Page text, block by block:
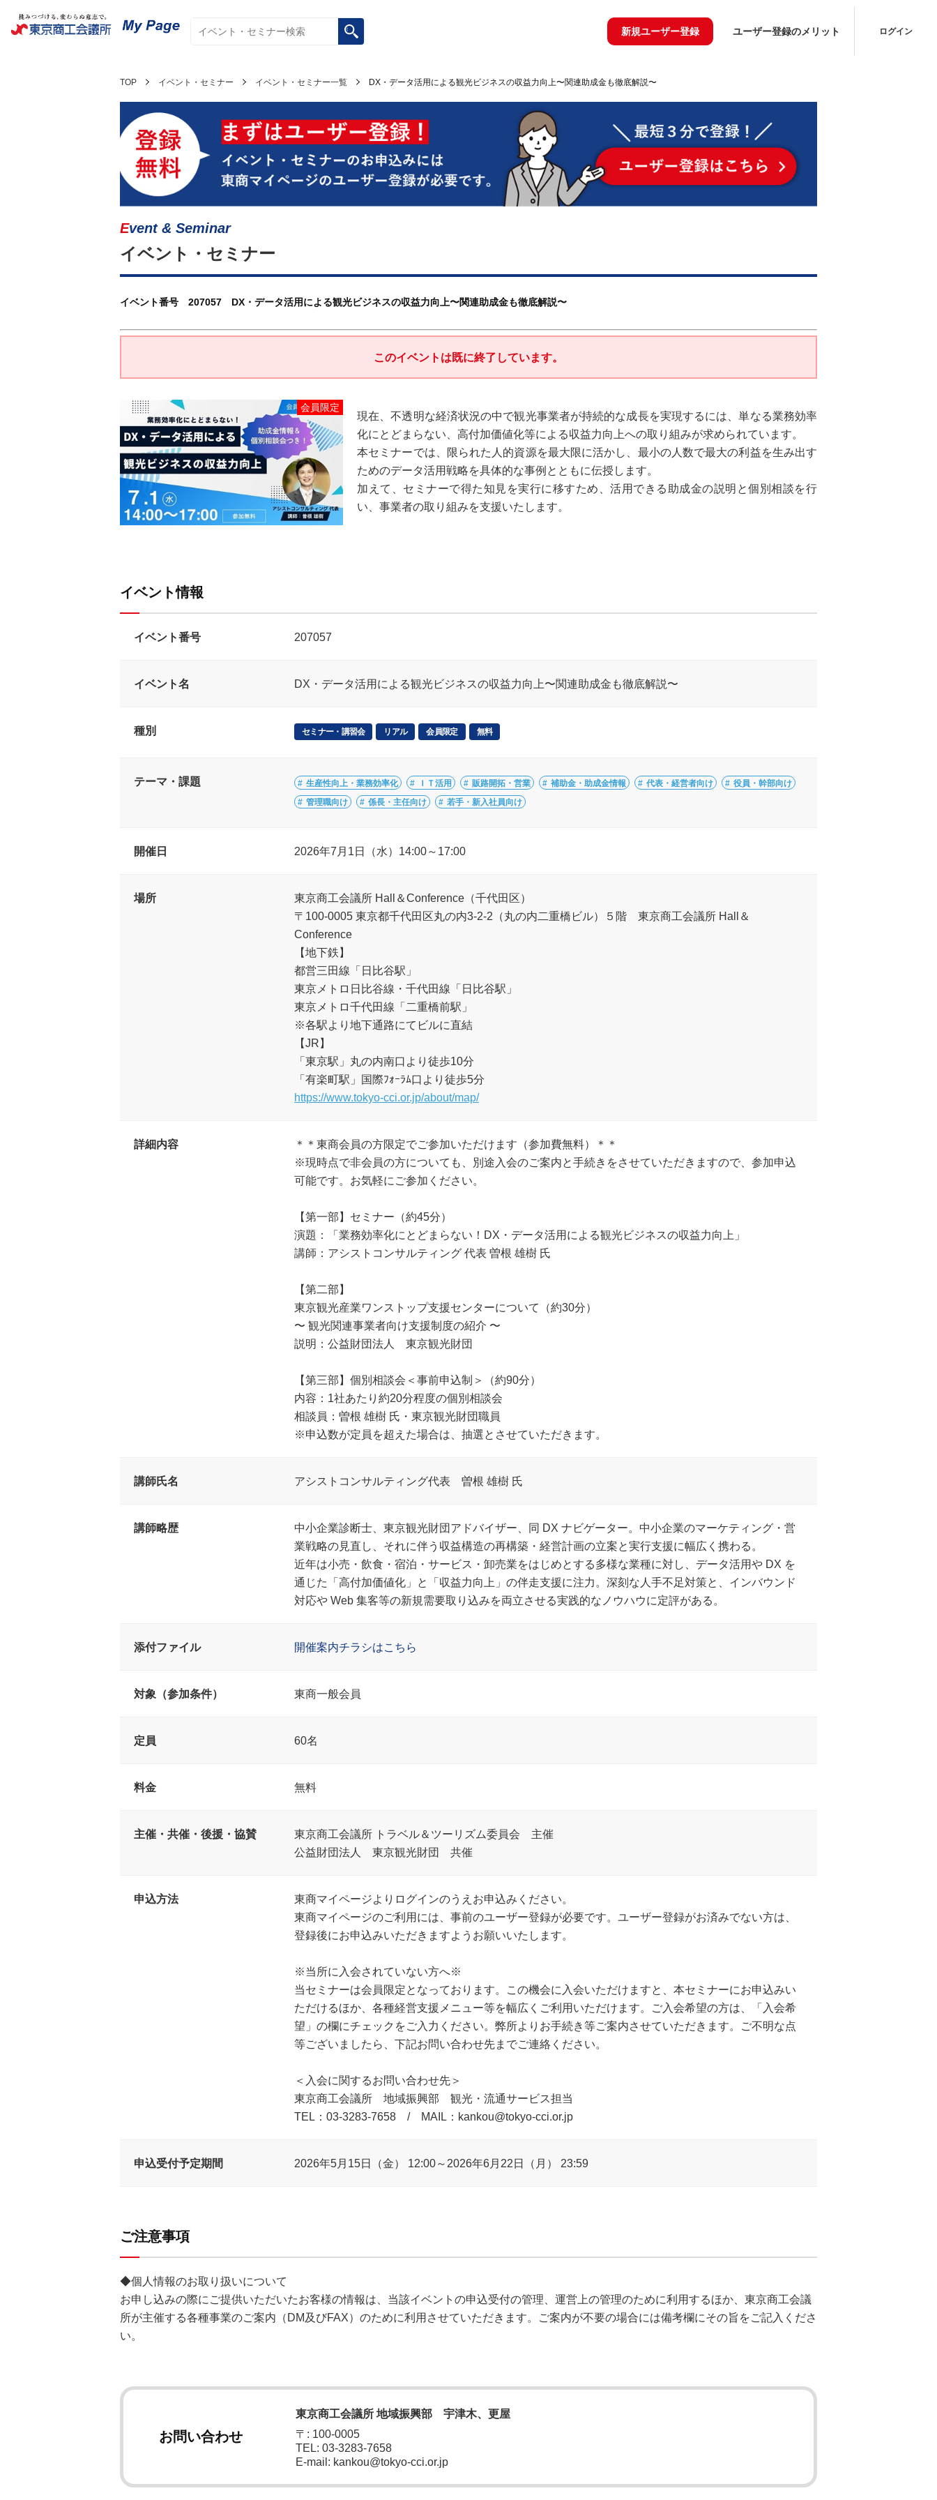
新規ユーザー登録 ユーザー登録のメリット ログイン
TOP イベント・セミナー イベント・セミナー一覧 DX・データ活用による観光ビジネスの収益力向上〜関連助成金も徹底解説〜
Event & Seminar
イベント・セミナー
イベント番号 207057 DX・データ活用による観光ビジネスの収益力向上〜関連助成金も徹底解説〜
このイベントは既に終了しています。
会員限定
現在、不透明な経済状況の中で観光事業者が持続的な成長を実現するには、単なる業務効率
化にとどまらない、高付加価値化等による収益力向上への取り組みが求められています。
本セミナーでは、限られた人的資源を最大限に活かし、最小の人数で最大の利益を生み出す
ためのデータ活用戦略を具体的な事例とともに伝授します。
加えて、セミナーで得た知見を実行に移すため、活用できる助成金の説明と個別相談を行
い、事業者の取り組みを支援いたします。
イベント情報
イベント番号 207057
イベント名 DX・データ活用による観光ビジネスの収益力向上〜関連助成金も徹底解説〜
種別 セミナー・講習会 リアル 会員限定 無料
テーマ・課題 生産性向上・業務効率化 ＩＴ活用 販路開拓・営業 補助金・助成金情報 代表・経営者向け 役員・幹部向け
管理職向け 係長・主任向け 若手・新入社員向け
開催日 2026年7月1日（水）14:00～17:00
場所
東京商工会議所 Hall＆Conference（千代田区）
〒100-0005 東京都千代田区丸の内3-2-2（丸の内二重橋ビル）５階 東京商工会議所 Hall＆
Conference
【地下鉄】
都営三田線「日比谷駅」
東京メトロ日比谷線・千代田線「日比谷駅」
東京メトロ千代田線「二重橋前駅」
※各駅より地下通路にてビルに直結
【JR】
「東京駅」丸の内南口より徒歩10分
「有楽町駅」国際ﾌｫｰﾗﾑ口より徒歩5分
https://www.tokyo-cci.or.jp/about/map/
詳細内容
＊＊東商会員の方限定でご参加いただけます（参加費無料）＊＊
※現時点で非会員の方についても、別途入会のご案内と手続きをさせていただきますので、参加申込
可能です。お気軽にご参加ください。
【第一部】セミナー（約45分）
演題：「業務効率化にとどまらない！DX・データ活用による観光ビジネスの収益力向上」
講師：アシストコンサルティング 代表 曽根 雄樹 氏
【第二部】
東京観光産業ワンストップ支援センターについて（約30分）
〜 観光関連事業者向け支援制度の紹介 〜
説明：公益財団法人 東京観光財団
【第三部】個別相談会＜事前申込制＞（約90分）
内容：1社あたり約20分程度の個別相談会
相談員：曽根 雄樹 氏・東京観光財団職員
※申込数が定員を超えた場合は、抽選とさせていただきます。
講師氏名 アシストコンサルティング代表 曽根 雄樹 氏
講師略歴
中小企業診断士、東京観光財団アドバイザー、同 DX ナビゲーター。中小企業のマーケティング・営
業戦略の見直し、それに伴う収益構造の再構築・経営計画の立案と実行支援に幅広く携わる。
近年は小売・飲食・宿泊・サービス・卸売業をはじめとする多様な業種に対し、データ活用や DX を
通じた「高付加価値化」と「収益力向上」の伴走支援に注力。深刻な人手不足対策と、インバウンド
対応や Web 集客等の新規需要取り込みを両立させる実践的なノウハウに定評がある。
添付ファイル 開催案内チラシはこちら
対象（参加条件） 東商一般会員
定員 60名
料金 無料
主催・共催・後援・協賛
東京商工会議所 トラベル＆ツーリズム委員会 主催
公益財団法人 東京観光財団 共催
申込方法
東商マイページよりログインのうえお申込みください。
東商マイページのご利用には、事前のユーザー登録が必要です。ユーザー登録がお済みでない方は、
登録後にお申込みいただきますようお願いいたします。
※当所に入会されていない方へ※
当セミナーは会員限定となっております。この機会に入会いただけますと、本セミナーにお申込みい
ただけるほか、各種経営支援メニュー等を幅広くご利用いただけます。ご入会希望の方は、「入会希
望」の欄にチェックをご入力ください。弊所よりお手続き等ご案内させていただきます。ご不明な点
等ございましたら、下記お問い合わせ先までご連絡ください。
＜入会に関するお問い合わせ先＞
東京商工会議所 地域振興部 観光・流通サービス担当
TEL：03-3283-7658 / MAIL：kankou@tokyo-cci.or.jp
申込受付予定期間 2026年5月15日（金） 12:00～2026年6月22日（月） 23:59
ご注意事項
◆個人情報のお取り扱いについて
お申し込みの際にご提供いただいたお客様の情報は、当該イベントの申込受付の管理、運営上の管理のために利用するほか、東京商工会議
所が主催する各種事業のご案内（DM及びFAX）のために利用させていただきます。ご案内が不要の場合には備考欄にその旨をご記入くださ
い。
お問い合わせ
東京商工会議所 地域振興部 宇津木、更屋
〒: 100-0005
TEL: 03-3283-7658
E-mail: kankou@tokyo-cci.or.jp